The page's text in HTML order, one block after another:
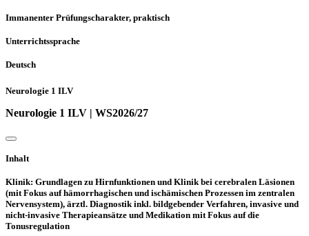
Immanenter Prüfungscharakter, praktisch
Unterrichtssprache
Deutsch
Neurologie 1 ILV
Neurologie 1 ILV | WS2026/27
Inhalt
Klinik: Grundlagen zu Hirnfunktionen und Klinik bei cerebralen Läsionen
(mit Fokus auf hämorrhagischen und ischämischen Prozessen im zentralen
Nervensystem), ärztl. Diagnostik inkl. bildgebender Verfahren, invasive und
nicht-invasive Therapieansätze und Medikation mit Fokus auf die
Tonusregulation